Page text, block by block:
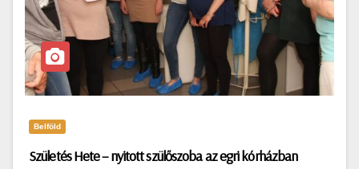
Belföld
Születés Hete – nyitott szülőszoba az egri kórházban